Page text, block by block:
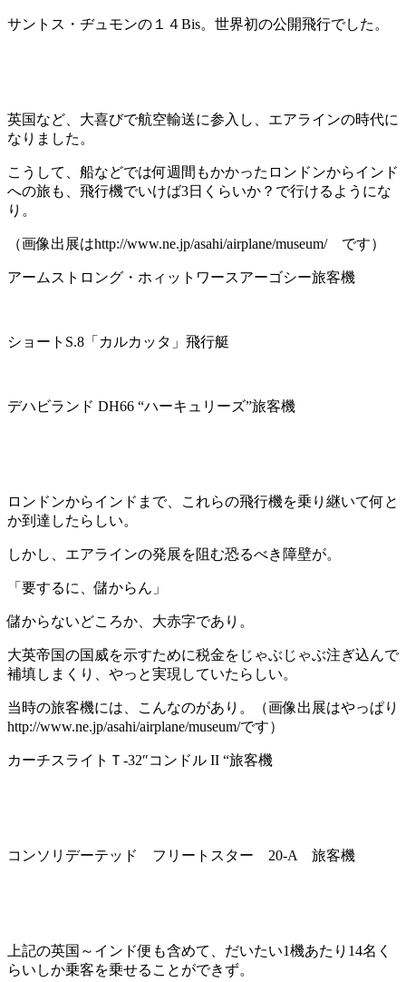
サントス・ヂュモンの１４Bis。世界初の公開飛行でした。
英国など、大喜びで航空輸送に参入し、エアラインの時代に
なりました。
こうして、船などでは何週間もかかったロンドンからインド
への旅も、飛行機でいけば3日くらいか？で行けるようにな
り。
（画像出展はhttp://www.ne.jp/asahi/airplane/museum/ です）
アームストロング・ホィットワースアーゴシー旅客機
ショートS.8「カルカッタ」飛行艇
デハビランド DH66 “ハーキュリーズ”旅客機
ロンドンからインドまで、これらの飛行機を乗り継いて何と
か到達したらしい。
しかし、エアラインの発展を阻む恐るべき障壁が。
「要するに、儲からん」
儲からないどころか、大赤字であり。
大英帝国の国威を示すために税金をじゃぶじゃぶ注ぎ込んで
補填しまくり、やっと実現していたらしい。
当時の旅客機には、こんなのがあり。（画像出展はやっぱり
http://www.ne.jp/asahi/airplane/museum/です）
カーチスライトＴ-32″コンドル II “旅客機
コンソリデーテッド フリートスター 20-A 旅客機
上記の英国～インド便も含めて、だいたい1機あたり14名く
らいしか乗客を乗せることができず。